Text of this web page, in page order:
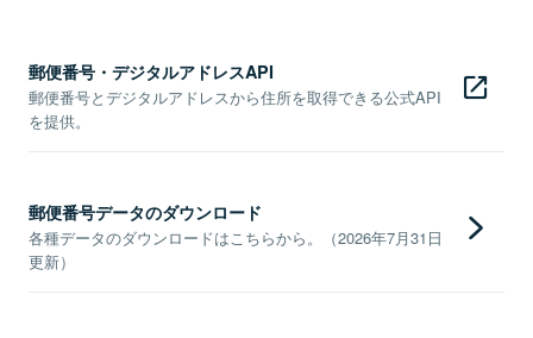
郵便番号・デジタルアドレスAPI
郵便番号とデジタルアドレスから住所を取得できる公式API
を提供。
郵便番号データのダウンロード
各種データのダウンロードはこちらから。（2026年7月31日
更新）